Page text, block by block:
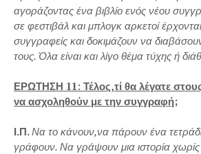
αγοράζοντας ένα βιβλίο ενός νέου
σε φεστιβάλ και μπλογκ αρκετοί
συγγραφείς και δοκιμάζουν να
τους. Όλα είναι και λίγο θέμα τύχης ή
ΕΡΩΤΗΣΗ 11: Τέλος,τί θα λέγατε
να ασχοληθούν με την συγγραφή;
Ι.Π.Να το κάνουν,να πάρουν ένα
γράφουν. Να γράψουν μια ιστορία